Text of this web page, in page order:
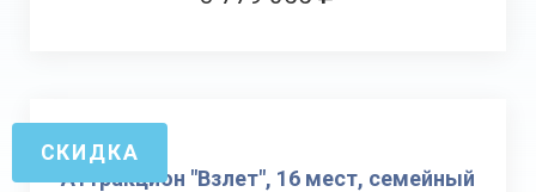
Аттракцион "Взлет", 16 мест, семейный
СКИДКА